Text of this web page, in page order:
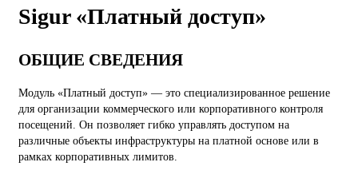
Sigur «Платный доступ»
ОБЩИЕ СВЕДЕНИЯ
Модуль «Платный доступ» — это специализированное решение
для организации коммерческого или корпоративного контроля
посещений. Он позволяет гибко управлять доступом на
различные объекты инфраструктуры на платной основе или в
рамках корпоративных лимитов.